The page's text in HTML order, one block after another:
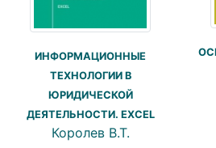
ИНФОРМАЦИОННЫЕ
ТЕХНОЛОГИИ В
ЮРИДИЧЕСКОЙ
ДЕЯТЕЛЬНОСТИ. EXCEL
Королев В.Т.